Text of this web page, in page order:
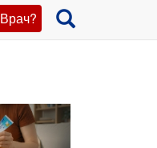
Врач?